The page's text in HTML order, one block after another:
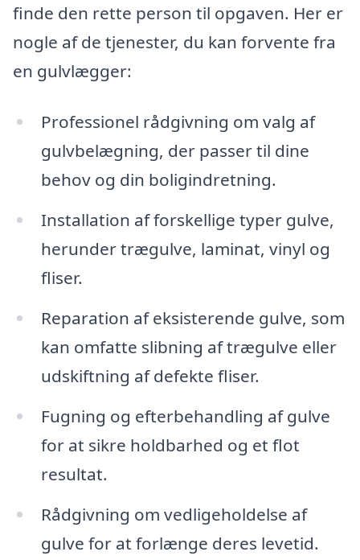
finde den rette person til opgaven. Her er
nogle af de tjenester, du kan forvente fra
en gulvlægger:
Professionel rådgivning om valg af
gulvbelægning, der passer til dine
behov og din boligindretning.
Installation af forskellige typer gulve,
herunder trægulve, laminat, vinyl og
fliser.
Reparation af eksisterende gulve, som
kan omfatte slibning af trægulve eller
udskiftning af defekte fliser.
Fugning og efterbehandling af gulve
for at sikre holdbarhed og et flot
resultat.
Rådgivning om vedligeholdelse af
gulve for at forlænge deres levetid.